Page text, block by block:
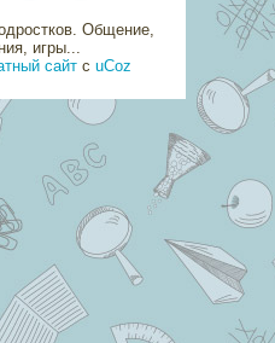
Общение,
игры...
сайт с uCoz